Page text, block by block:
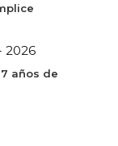
2026
años de